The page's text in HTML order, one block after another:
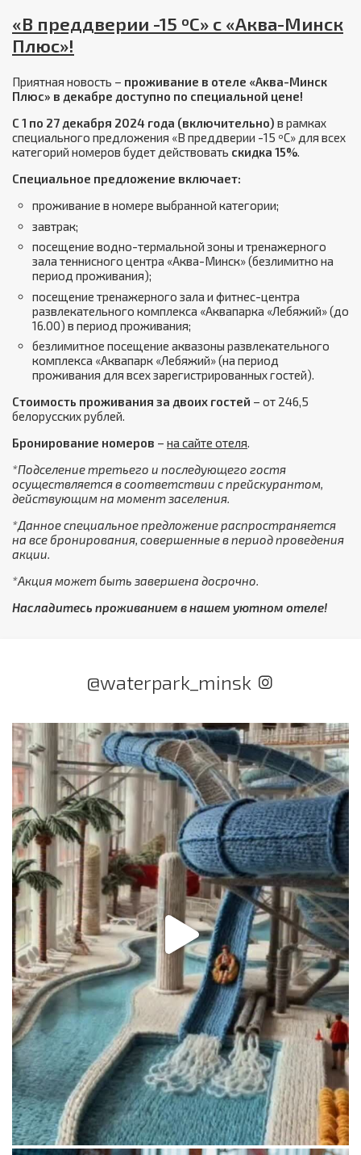
«В преддверии -15 ºС» с «Аква-Минск
Плюс»!
Приятная новость – проживание в отеле «Аква-Минск
Плюс» в декабре доступно по специальной цене!
С 1 по 27 декабря 2024 года (включительно) в рамках
специального предложения «В преддверии -15 ºС» для всех
категорий номеров будет действовать скидка 15%.
Специальное предложение включает:
проживание в номере выбранной категории;
завтрак;
посещение водно-термальной зоны и тренажерного
зала теннисного центра «Аква-Минск» (безлимитно на
период проживания);
посещение тренажерного зала и фитнес-центра
развлекательного комплекса «Аквапарка «Лебяжий» (до
16.00) в период проживания;
безлимитное посещение аквазоны развлекательного
комплекса «Аквапарк «Лебяжий» (на период
проживания для всех зарегистрированных гостей).
Стоимость проживания за двоих гостей – от 246,5
белорусских рублей.
Бронирование номеров – на сайте отеля.
*Подселение третьего и последующего гостя
осуществляется в соответствии с прейскурантом,
действующим на момент заселения.
*Данное специальное предложение распространяется
на все бронирования, совершенные в период проведения
акции.
*Акция может быть завершена досрочно.
Насладитесь проживанием в нашем уютном отеле!
@waterpark_minsk